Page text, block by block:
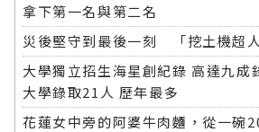
拿下第一名與第二名
災後堅守到最後一刻 「挖土機超
大學獨立招生海星創紀錄 高達九成
大學錄取21人 歷年最多
花蓮女中旁的阿婆牛肉麵，從一碗